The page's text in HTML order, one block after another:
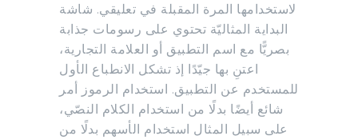
لاستخدامها المرة المقبلة في تعليقي. شاشة
البداية المثاليّة تحتوي على رسومات جذابة
بصريًّا مع اسم التطبيق أو العلامة التجارية،
اعتنِ بها جيّدًا إذ تشكل الانطباع الأول
للمستخدم عن التطبيق. استخدام الرموز أمر
شائع أيضًا بدلًا من استخدام الكلام النصّي،
على سبيل المثال استخدام الأسهم بدلًا من